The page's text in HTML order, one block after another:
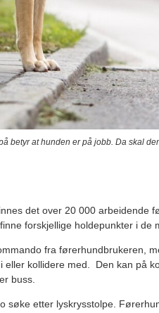
betyr at hunden er på jobb. Da skal
det over 20 000 arbeidende
forskjellige holdepunkter i de
fra førerhundbrukeren,
eller kollidere med. Den kan på
buss.
søke etter lyskrysstolpe.